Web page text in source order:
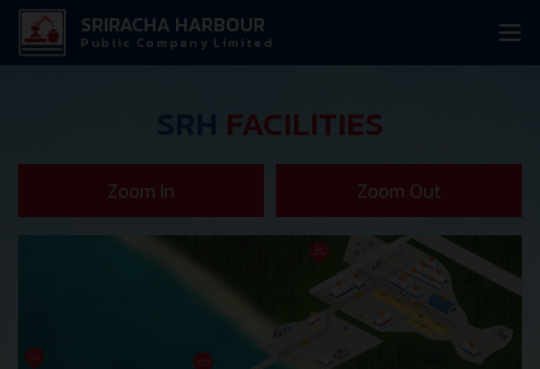
SRIRACHA HARBOUR
Public Company Limited
FACILITIES
Zoom In Zoom Out